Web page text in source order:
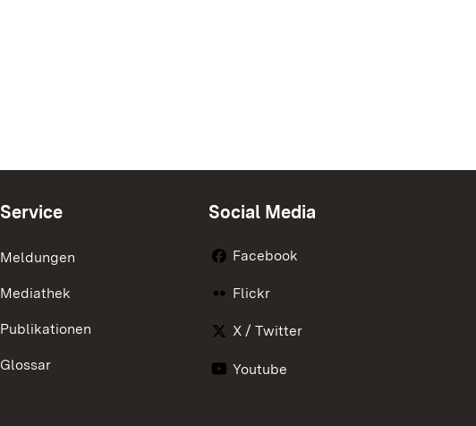
Service
Meldungen
Mediathek
Publikationen
Glossar
Social Media
Facebook
Flickr
X / Twitter
Youtube